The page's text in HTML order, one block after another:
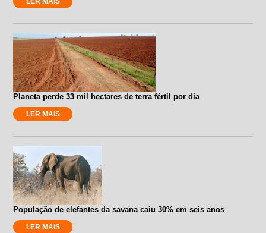
Planeta perde 33 mil hectares de terra fértil por dia
LER MAIS
População de elefantes da savana caiu 30% em seis anos
LER MAIS